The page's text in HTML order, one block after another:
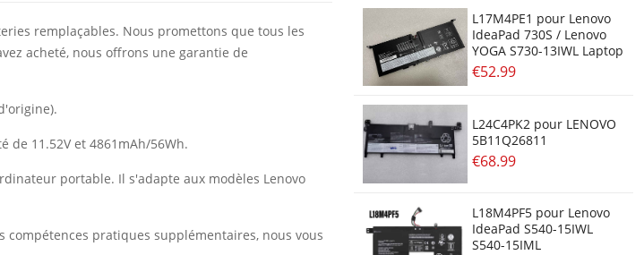
remplaçables. Nous promettons que tous les
acheté, nous offrons une garantie de
de 11.52V et 4861mAh/56Wh.
portable. Il s'adapte aux modèles Lenovo
pratiques supplémentaires, nous vous
L17M4PE1 pour Lenovo
IdeaPad 730S / Lenovo
YOGA S730-13IWL Laptop
€52.99
L24C4PK2 pour LENOVO
5B11Q26811
€68.99
L18M4PF5 pour Lenovo
IdeaPad S540-15IWL
S540-15IML